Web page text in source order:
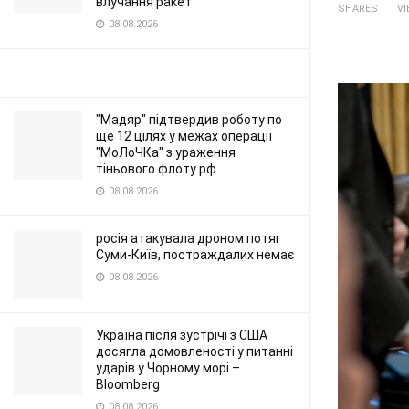
08.08.2026
"Мадяр" підтвердив роботу по
ще 12 цілях у межах операції
"МоЛоЧКа" з ураження
тіньового флоту рф
08.08.2026
росія атакувала дроном потяг
Суми-Київ, постраждалих немає
08.08.2026
Україна після зустрічі з США
досягла домовленості у питанні
ударів у Чорному морі –
Bloomberg
SHARES